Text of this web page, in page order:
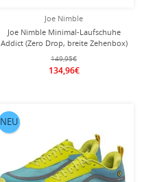
Joe Nimble
Joe Nimble Minimal-Laufschuhe
Addict (Zero Drop, breite Zehenbox)
2026 grau/blau Damen
149,95€
134,96€
NEU